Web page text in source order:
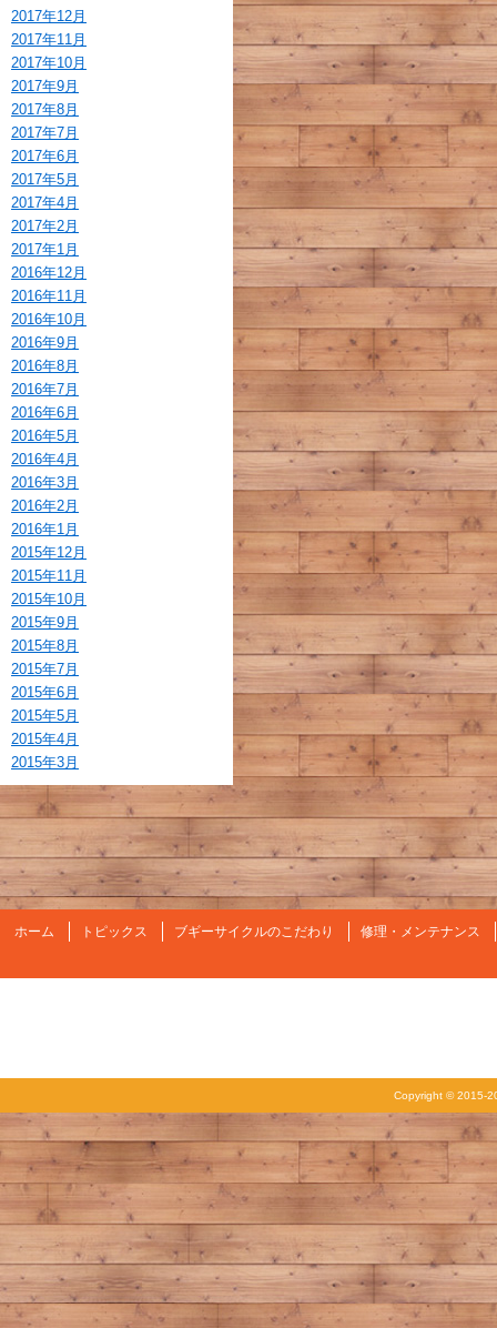
2017年12月
2017年11月
2017年10月
2017年9月
2017年8月
2017年7月
2017年6月
2017年5月
2017年4月
2017年2月
2017年1月
2016年12月
2016年11月
2016年10月
2016年9月
2016年8月
2016年7月
2016年6月
2016年5月
2016年4月
2016年3月
2016年2月
2016年1月
2015年12月
2015年11月
2015年10月
2015年9月
2015年8月
2015年7月
2015年6月
2015年5月
2015年4月
2015年3月
ホーム トピックス ブギーサイクルのこだわり 修理・メンテナンス
Copyright © 2015-